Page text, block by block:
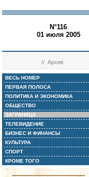
N°116
01 июля 2005
//Архив
ВЕСЬ НОМЕР
ПЕРВАЯ ПОЛОСА
ПОЛИТИКА И ЭКОНОМИКА
ОБЩЕСТВО
ЗАГРАНИЦА
ТЕЛЕВИДЕНИЕ
БИЗНЕС И ФИНАНСЫ
КУЛЬТУРА
СПОРТ
КРОМЕ ТОГО